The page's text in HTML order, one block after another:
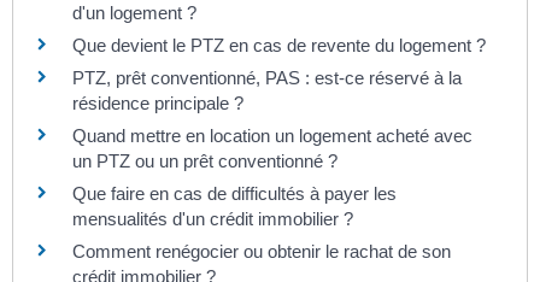
d'un logement ?
Que devient le PTZ en cas de revente du logement ?
PTZ, prêt conventionné, PAS : est-ce réservé à la
résidence principale ?
Quand mettre en location un logement acheté avec
un PTZ ou un prêt conventionné ?
Que faire en cas de difficultés à payer les
mensualités d'un crédit immobilier ?
Comment renégocier ou obtenir le rachat de son
crédit immobilier ?